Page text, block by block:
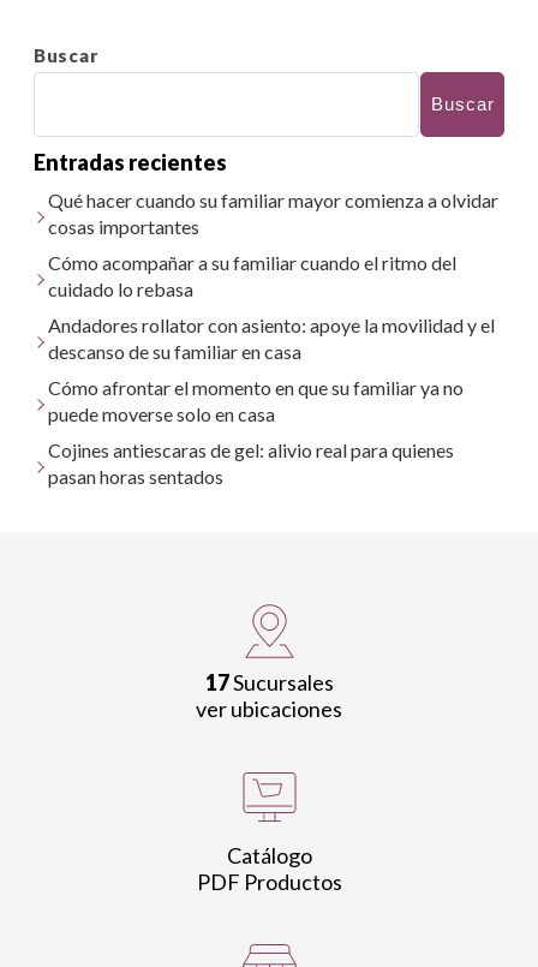
Buscar
Buscar
Entradas recientes
Qué hacer cuando su familiar mayor comienza a olvidar
cosas importantes
Cómo acompañar a su familiar cuando el ritmo del
cuidado lo rebasa
Andadores rollator con asiento: apoye la movilidad y el
descanso de su familiar en casa
Cómo afrontar el momento en que su familiar ya no
puede moverse solo en casa
Cojines antiescaras de gel: alivio real para quienes
pasan horas sentados
17Sucursales
ver ubicaciones
Catálogo
PDF Productos